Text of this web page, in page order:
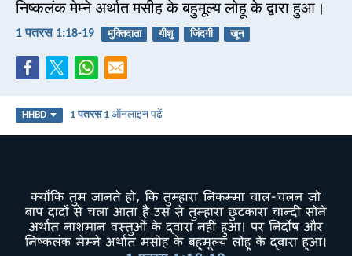
निष्कलंक मेम्ने अर्थात मसीह के बहुमूल्य लोहू के द्वारा हुआ।
1 पतरस 1:18-19 मुक्तिदाता यीशु जिंदगी खून
HHBD 1 पतरस 1 ऑनलाइन पढ़ें